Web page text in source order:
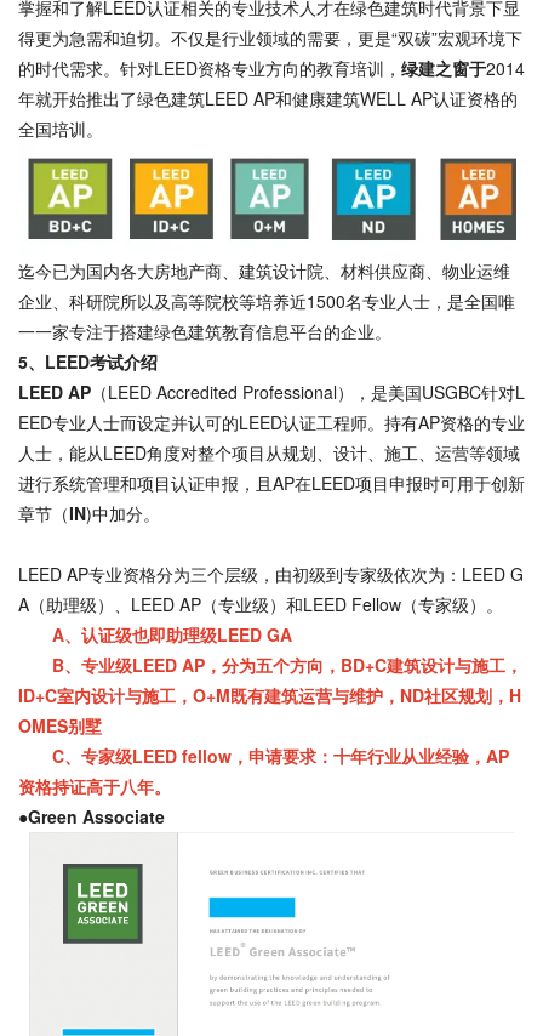
掌握和了解LEED认证相关的专业技术人才在绿色建筑时代背景下显
得更为急需和迫切。不仅是行业领域的需要，更是“双碳”宏观环境下
的时代需求。针对LEED资格专业方向的教育培训， 绿建之窗于2014
年就开始推出了绿色建筑LEED AP和健康建筑WELL AP认证资格的
全国培训。
迄今已为国内各大房地产商、建筑设计院、材料供应商、物业运维
企业、科研院所以及高等院校等培养近1500名专业人士，是全国唯
一一家专注于搭建绿色建筑教育信息平台的企业。
5、LEED考试介绍
LEED AP （LEED Accredited Professional），是美国USGBC针对L
EED专业人士而设定并认可的LEED认证工程师。持有AP资格的专业
人士，能从LEED角度对整个项目从规划、设计、施工、运营等领域
进行系统管理和项目认证申报，且AP在LEED项目申报时可用于创新
章节（IN)中加分。
LEED AP专业资格分为三个层级，由初级到专家级依次为：LEED G
A（助理级）、LEED AP（专业级）和LEED Fellow（专家级）。
A、认证级也即助理级LEED GA
B、专业级LEED AP，分为五个方向，BD+C建筑设计与施工，
ID+C室内设计与施工，O+M既有建筑运营与维护，ND社区规划，H
OMES别墅
C、专家级LEED fellow，申请要求：十年行业从业经验，AP
资格持证高于八年。
●Green Associate